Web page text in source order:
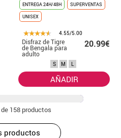
ENTREGA 24H/48H
SUPERVENTAS
UNISEX
4.55/5.00
Disfraz de Tigre
de Bengala para
adulto
20.99€
S M L
AÑADIR
de 158 productos
productos